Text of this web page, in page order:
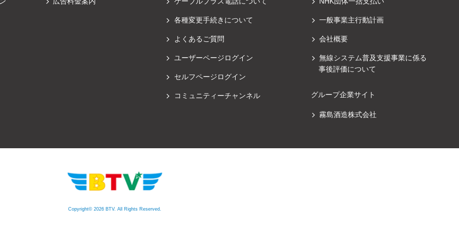
各種変更手続きについて
よくあるご質問
ユーザーページログイン
セルフページログイン
コミュニティーチャンネル
一般事業主行動計画
会社概要
無線システム普及支援事業に係る
事後評価について
グループ企業サイト
霧島酒造株式会社
Copyright© 2026 BTV. All Rights Reserved.